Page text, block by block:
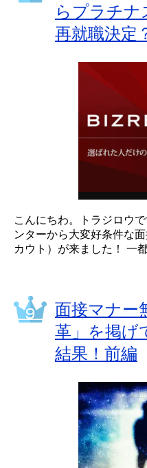
らプラチ
再就職決定
こんにちわ。トラジロウ
ンターから大変好条件な
カウト）が来ました！ 一
面接マナー
革」を掲げ
結果！前編